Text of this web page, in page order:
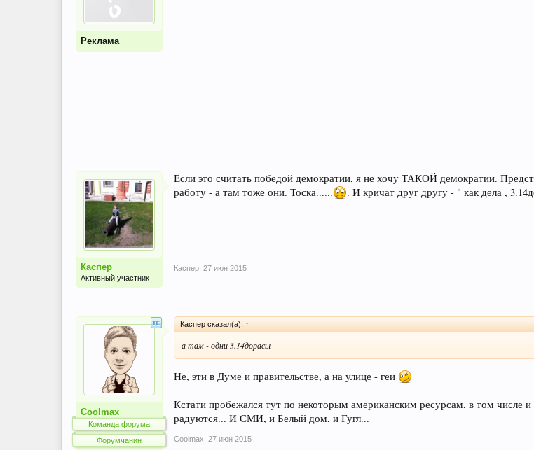
Реклама
Каспер
Активный участник
Если это считать победой демократии, я не хочу ТАКОЙ демократии.
работу - а там тоже они. Тоска......
. И кричат друг другу - " как дела ,
Каспер 27 июн 2015
Coolmax
Команда форума
Форумчанин
Каспер сказал(а): ↑
а там - одни 3.14дорасы
Не, эти в Думе и правительстве, а на улице - геи
Кстати пробежался тут по некоторым американским ресурсам, в том числе
радуются... И СМИ, и Белый дом, и Гугл...
Coolmax 27 июн 2015